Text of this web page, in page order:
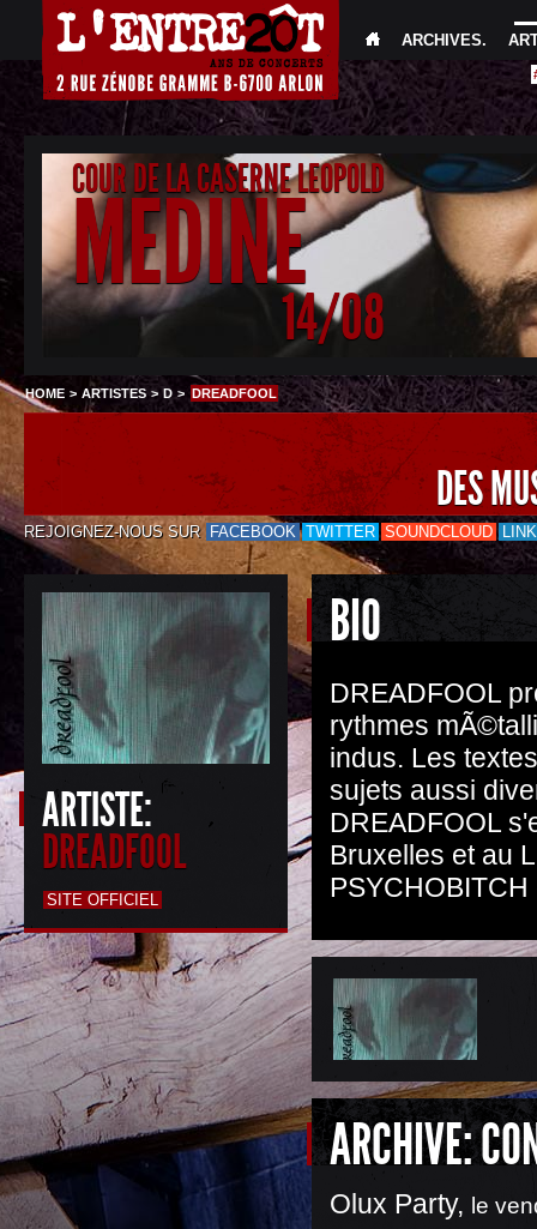
ARCHIVES.
COUR DE LA CASERNE LEOPOLD
MEDINE
14/08
HOME > ARTISTES > D > DREADFOOL
DES
REJOIGNEZ-NOUS SUR FACEBOOK TWITTER SOUNDCLOUD
ARTISTE:
DREADFOOL
SITE OFFICIEL
BIO
DREADFOOL
rythmes
indus. Les
sujets aussi
DREADFOOL
Bruxelles et au
ARCHIVE:
Olux Party, le